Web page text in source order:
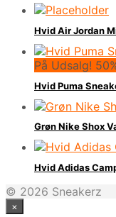
Hvid Air Jordan
På Udsalg!
Hvid Puma
Grøn Nike Shox
Hvid Adidas
© 2026 Sneakerz
×